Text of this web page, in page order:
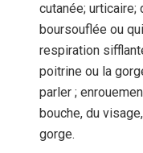
cutanée; urticaire;
boursouflée ou
respiration
poitrine ou la
parler ;
bouche, du
gorge.